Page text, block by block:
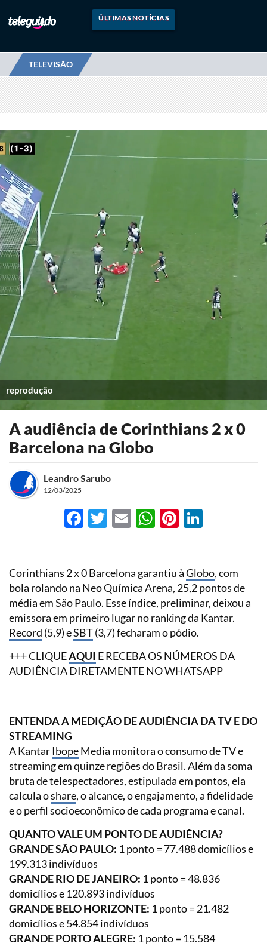
ÚLTIMAS NOTÍCIAS
TELEVISÃO
reprodução
A audiência de Corinthians 2 x 0
Barcelona na Globo
Leandro Sarubo
12/03/2025
Facebook
Twitter
EmailWhatsApp
Pinterest
Corinthians 2 x 0 Barcelona garantiu àGlobo, com
bola rolando na Neo Química Arena, 25,2 pontos de
média em São Paulo. Esse índice, preliminar, deixou a
emissora em primeiro lugar no ranking da Kantar.
Record (5,9) eSBT(3,7) fecharam o pódio.
+++ CLIQUEAQUI E RECEBA OS NÚMEROS DA
AUDIÊNCIA DIRETAMENTE NO WHATSAPP
ENTENDA A MEDIÇÃO DE AUDIÊNCIA DA TV E DO
STREAMING
A KantarIbopeMedia monitora o consumo de TV e
streaming em quinze regiões do Brasil. Além da soma
bruta de telespectadores, estipulada em pontos, ela
calcula oshare, o alcance, o engajamento, a fidelidade
e o perfil socioeconômico de cada programa e canal.
QUANTO VALE UM PONTO DE AUDIÊNCIA?
GRANDE SÃO PAULO: 1 ponto = 77.488 domicílios e
199.313 indivíduos
GRANDE RIO DE JANEIRO: 1 ponto = 48.836
domicílios e 120.893 indivíduos
GRANDE BELO HORIZONTE: 1 ponto = 21.482
domicílios e 54.854 indivíduos
GRANDE PORTO ALEGRE: 1 ponto = 15.584